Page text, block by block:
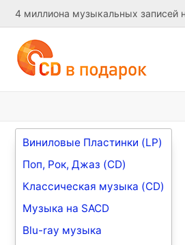
4 миллиона музыкальных записей
Виниловые Пластинки (LP)
Поп, Рок, Джаз (CD)
Классическая музыка (CD)
Музыка на SACD
Blu-ray музыка